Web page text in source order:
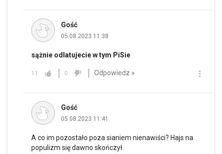
Gość
05.08.2023 11:38
sążnie odlatujecie w tym PiSie
11 0 Odpowiedz »
Gość
05.08.2023 11:41
A co im pozostało poza sianiem nienawiści? Hajs na
populizm się dawno skończył.